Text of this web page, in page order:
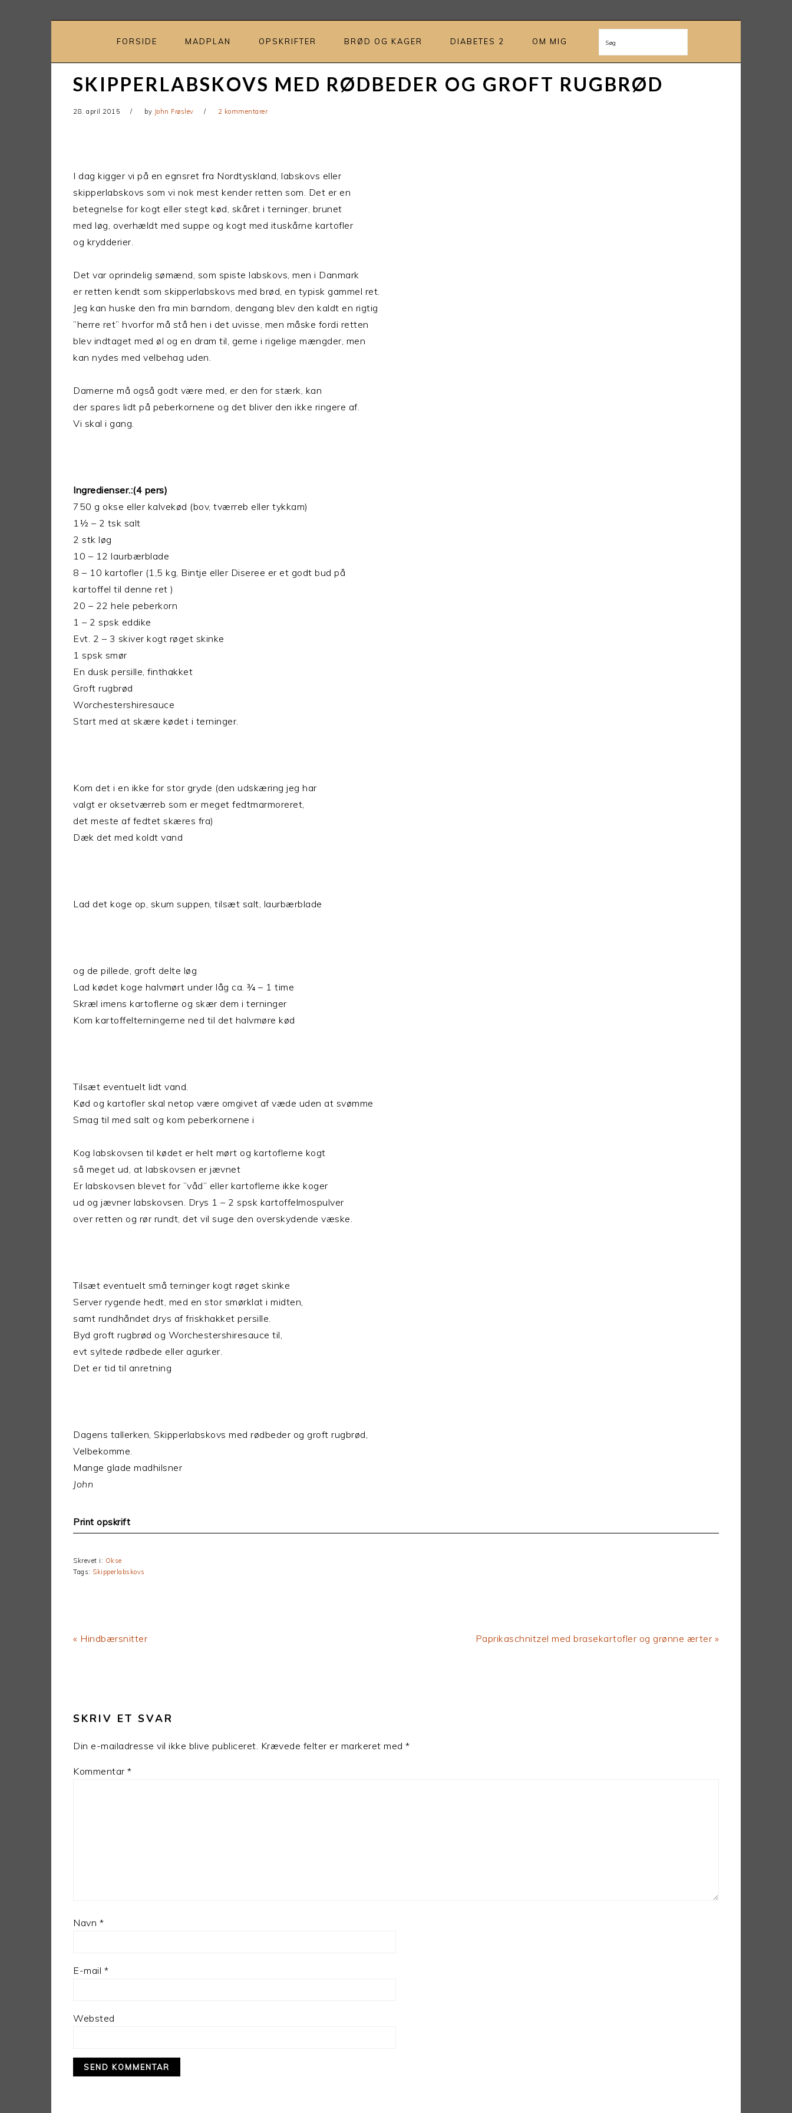
FORSIDE MADPLAN OPSKRIFTER BRØD OG KAGER DIABETES 2 OM MIG Søg
SKIPPERLABSKOVS MED RØDBEDER OG GROFT RUGBRØD
28. april 2015 by John Frøslev 2 kommentarer
I dag kigger vi på en egnsret fra Nordtyskland, labskovs eller
skipperlabskovs som vi nok mest kender retten som. Det er en
betegnelse for kogt eller stegt kød, skåret i terninger, brunet
med løg, overhældt med suppe og kogt med ituskårne kartofler
og krydderier.
Det var oprindelig sømænd, som spiste labskovs, men i Danmark
er retten kendt som skipperlabskovs med brød, en typisk gammel ret.
Jeg kan huske den fra min barndom, dengang blev den kaldt en rigtig
”herre ret” hvorfor må stå hen i det uvisse, men måske fordi retten
blev indtaget med øl og en dram til, gerne i rigelige mængder, men
kan nydes med velbehag uden.
Damerne må også godt være med, er den for stærk, kan
der spares lidt på peberkornene og det bliver den ikke ringere af.
Vi skal i gang.
Ingredienser.:(4 pers)
750 g okse eller kalvekød (bov, tværreb eller tykkam)
1½ – 2 tsk salt
2 stk løg
10 – 12 laurbærblade
8 – 10 kartofler (1,5 kg, Bintje eller Diseree er et godt bud på
kartoffel til denne ret )
20 – 22 hele peberkorn
1 – 2 spsk eddike
Evt. 2 – 3 skiver kogt røget skinke
1 spsk smør
En dusk persille, finthakket
Groft rugbrød
Worchestershiresauce
Start med at skære kødet i terninger.
Kom det i en ikke for stor gryde (den udskæring jeg har
valgt er oksetværreb som er meget fedtmarmoreret,
det meste af fedtet skæres fra)
Dæk det med koldt vand
Lad det koge op, skum suppen, tilsæt salt, laurbærblade
og de pillede, groft delte løg
Lad kødet koge halvmørt under låg ca. ¾ – 1 time
Skræl imens kartoflerne og skær dem i terninger
Kom kartoffelterningerne ned til det halvmøre kød
Tilsæt eventuelt lidt vand.
Kød og kartofler skal netop være omgivet af væde uden at svømme
Smag til med salt og kom peberkornene i
Kog labskovsen til kødet er helt mørt og kartoflerne kogt
så meget ud, at labskovsen er jævnet
Er labskovsen blevet for ”våd” eller kartoflerne ikke koger
ud og jævner labskovsen. Drys 1 – 2 spsk kartoffelmospulver
over retten og rør rundt, det vil suge den overskydende væske.
Tilsæt eventuelt små terninger kogt røget skinke
Server rygende hedt, med en stor smørklat i midten,
samt rundhåndet drys af friskhakket persille.
Byd groft rugbrød og Worchestershiresauce til,
evt syltede rødbede eller agurker.
Det er tid til anretning
Dagens tallerken, Skipperlabskovs med rødbeder og groft rugbrød,
Velbekomme.
Mange glade madhilsner
John
Print opskrift
Skrevet i: Okse
Tags: Skipperlabskovs
Previous
« Hindbærsnitter
Next
Paprikaschnitzel med brasekartofler og grønne ærter »
SKRIV ET SVAR
Din e-mailadresse vil ikke blive publiceret. Krævede felter er markeret med *
Kommentar *
Navn *
E-mail *
Websted